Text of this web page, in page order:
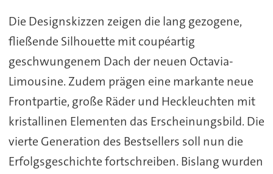
Die Designskizzen zeigen die lang gezogene,
fließende Silhouette mit coupéartig
geschwungenem Dach der neuen Octavia-
Limousine. Zudem prägen eine markante neue
Frontpartie, große Räder und Heckleuchten mit
kristallinen Elementen das Erscheinungsbild. Die
vierte Generation des Bestsellers soll nun die
Erfolgsgeschichte fortschreiben. Bislang wurden